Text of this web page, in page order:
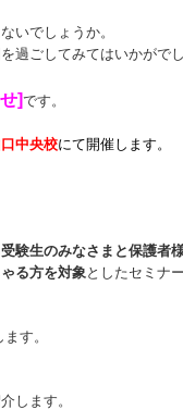
いでしょうか。
過ごしてみてはいかがで
]です。
中央校にて開催します。
験生のみなさまと保護者
る方を対象としたセミナ
す。
します。